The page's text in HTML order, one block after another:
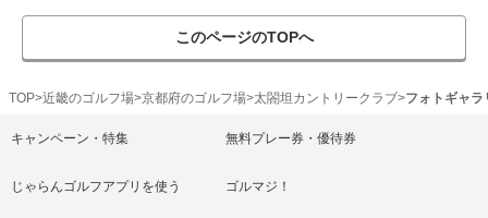
このページのTOPへ
TOP 近畿のゴルフ場 京都府のゴルフ場 太閤坦カントリークラブ フォトギャラ
キャンペーン・特集 無料プレー券・優待券
じゃらんゴルフアプリを使う ゴルマジ！